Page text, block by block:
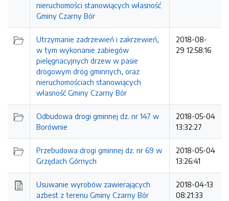
nieruchomości stanowiących własność
Gminy Czarny Bór
Utrzymanie zadrzewień i zakrzewień,
w tym wykonanie zabiegów
pielęgnacyjnych drzew w pasie
drogowym dróg gminnych, oraz
nieruchomościach stanowiących
własność Gminy Czarny Bór
2018-08-
29 12:58:16
Odbudowa drogi gminnej dz. nr 147 w
Borównie
2018-05-04
13:32:27
Przebudowa drogi gminnej dz. nr 69 w
Grzędach Górnych
2018-05-04
13:26:41
Usuwanie wyrobów zawierających
azbest z terenu Gminy Czarny Bór
2018-04-13
08:21:33